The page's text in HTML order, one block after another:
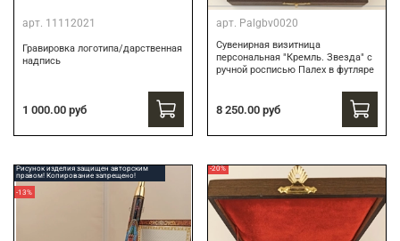
арт. 11112021
Гравировка логотипа/дарственная
надпись
1 000.00 руб
арт. Palgbv0020
Сувенирная визитница
персональная "Кремль. Звезда" с
ручной росписью Палех в футляре
8 250.00 руб
Рисунок изделия защищен авторским
правом! Копирование запрещено!
-13%
-20%